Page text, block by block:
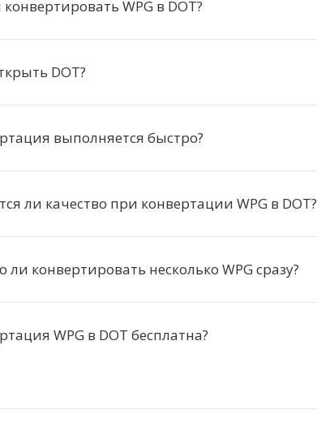
WPG в DOT?
DOT?
выполняется быстро?
ли качество при конвертации WPG в DOT?
конвертировать несколько WPG сразу?
WPG в DOT бесплатна?